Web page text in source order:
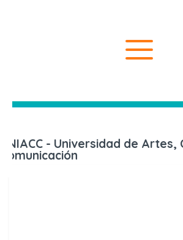
UNIACC - Universidad de Artes,
Comunicación